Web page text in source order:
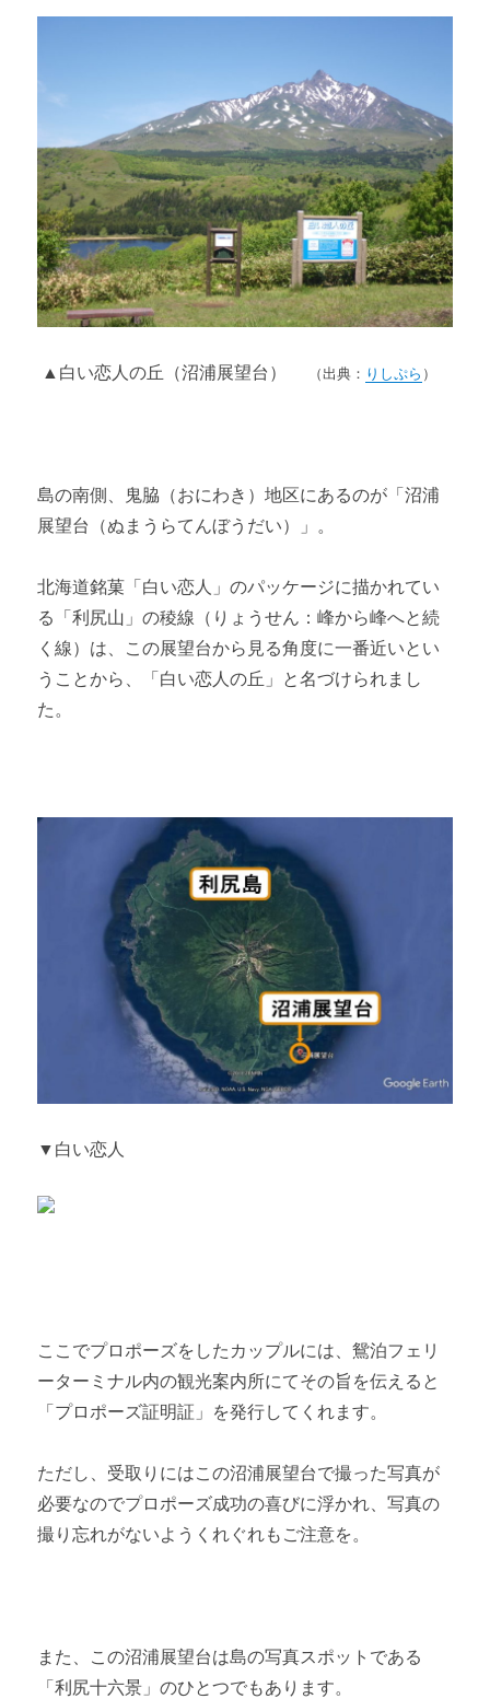
▲白い恋人の丘（沼浦展望台） （出典： りしぷら ）
島の南側、鬼脇（おにわき）地区にあるのが「沼浦
展望台（ぬまうらてんぼうだい）」。
北海道銘菓「白い恋人」のパッケージに描かれてい
る「利尻山」の稜線（りょうせん：峰から峰へと続
く線）は、この展望台から見る角度に一番近いとい
うことから、「白い恋人の丘」と名づけられまし
た。
▼白い恋人
ここでプロポーズをしたカップルには、鴛泊フェリ
ーターミナル内の観光案内所にてその旨を伝えると
「プロポーズ証明証」を発行してくれます。
ただし、受取りにはこの沼浦展望台で撮った写真が
必要なのでプロポーズ成功の喜びに浮かれ、写真の
撮り忘れがないようくれぐれもご注意を。
また、この沼浦展望台は島の写真スポットである
「利尻十六景」のひとつでもあります。